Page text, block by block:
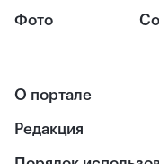
Фото
О портале
Редакция